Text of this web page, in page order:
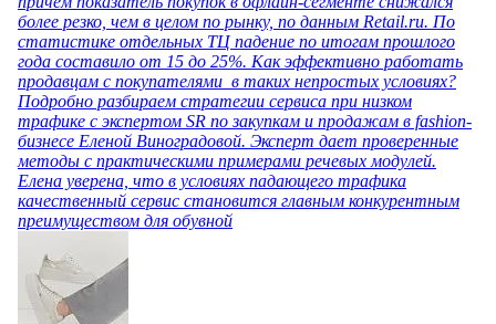
более резко, чем в целом по рынку, по данным Retail.ru. По
статистике отдельных ТЦ падение по итогам прошлого
года составило от 15 до 25%. Как эффективно работать
продавцам с покупателями в таких непростых условиях?
Подробно разбираем стратегии сервиса при низком
трафике с экспертом SR по закупкам и продажам в fashion-
бизнесе Еленой Виноградовой. Эксперт дает проверенные
методы с практическими примерами речевых модулей.
Елена уверена, что в условиях падающего трафика
качественный сервис становится главным конкурентным
преимуществом для обувной